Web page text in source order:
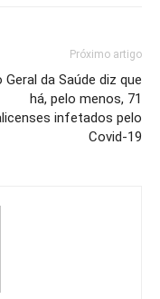
Próximo artigo
Geral da Saúde diz que
há, pelo menos, 71
infetados pelo
Covid-19